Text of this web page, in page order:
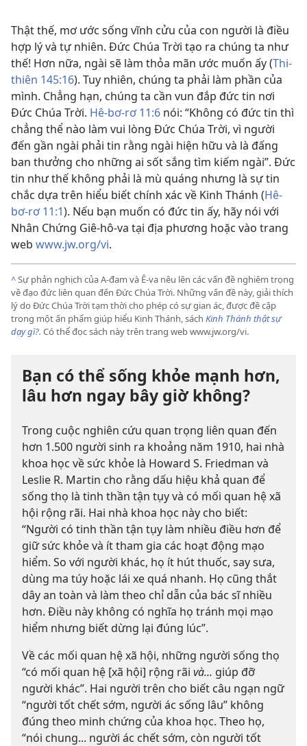
Thật thế, mơ ước sống vĩnh cửu của con người là điều
hợp lý và tự nhiên. Đức Chúa Trời tạo ra chúng ta như
thế! Hơn nữa, ngài sẽ làm thỏa mãn ước muốn ấy (Thi-
thiên 145:16). Tuy nhiên, chúng ta phải làm phần của
mình. Chẳng hạn, chúng ta cần vun đắp đức tin nơi
Đức Chúa Trời. Hê-bơ-rơ 11:6 nói: “Không có đức tin thì
chẳng thể nào làm vui lòng Đức Chúa Trời, vì người
đến gần ngài phải tin rằng ngài hiện hữu và là đấng
ban thưởng cho những ai sốt sắng tìm kiếm ngài”. Đức
tin như thế không phải là mù quáng nhưng là sự tin
chắc dựa trên hiểu biết chính xác về Kinh Thánh (Hê-
bơ-rơ 11:1). Nếu bạn muốn có đức tin ấy, hãy nói với
Nhân Chứng Giê-hô-va tại địa phương hoặc vào trang
web www.jw.org/vi.
^Sự phản nghịch của A-đam và Ê-va nêu lên các vấn đề nghiêm trọng
về đạo đức liên quan đến Đức Chúa Trời. Những vấn đề này, giải thích
lý do Đức Chúa Trời tạm thời cho phép có sự gian ác, được đề cập
trong một ấn phẩm giúp hiểu Kinh Thánh, sách Kinh Thánh thật sự
dạy gì?. Có thể đọc sách này trên trang web www.jw.org/vi.
Bạn có thể sống khỏe mạnh hơn,
lâu hơn ngay bây giờ không?
Trong cuộc nghiên cứu quan trọng liên quan đến
hơn 1.500 người sinh ra khoảng năm 1910, hai nhà
khoa học về sức khỏe là Howard S. Friedman và
Leslie R. Martin cho rằng dấu hiệu khả quan để
sống thọ là tinh thần tận tụy và có mối quan hệ xã
hội rộng rãi. Hai nhà khoa học này cho biết:
“Người có tinh thần tận tụy làm nhiều điều hơn để
giữ sức khỏe và ít tham gia các hoạt động mạo
hiểm. So với người khác, họ ít hút thuốc, say sưa,
dùng ma túy hoặc lái xe quá nhanh. Họ cũng thắt
dây an toàn và làm theo chỉ dẫn của bác sĩ nhiều
hơn. Điều này không có nghĩa họ tránh mọi mạo
hiểm nhưng biết dừng lại đúng lúc”.
Về các mối quan hệ xã hội, những người sống thọ
“có mối quan hệ [xã hội] rộng rãi và... giúp đỡ
người khác”. Hai người trên cho biết câu ngạn ngữ
“người tốt chết sớm, người ác sống lâu” không
đúng theo minh chứng của khoa học. Theo họ,
“nói chung... người ác chết sớm, còn người tốt